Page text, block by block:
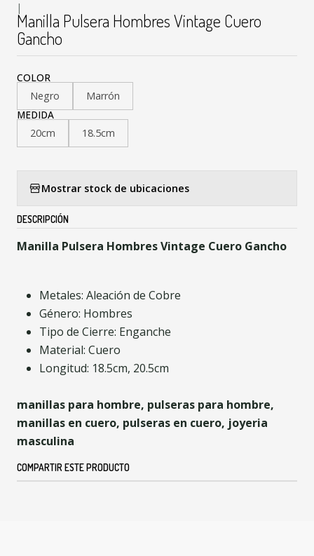
|
Manilla Pulsera Hombres Vintage Cuero
Gancho
COLOR
Negro
Marrón
MEDIDA
20cm
18.5cm
Mostrar stock de ubicaciones
DESCRIPCIÓN
Manilla Pulsera Hombres Vintage Cuero Gancho
Metales: Aleación de Cobre
Género: Hombres
Tipo de Cierre: Enganche
Material: Cuero
Longitud: 18.5cm, 20.5cm
manillas para hombre, pulseras para hombre,
manillas en cuero, pulseras en cuero, joyeria
masculina
COMPARTIR ESTE PRODUCTO